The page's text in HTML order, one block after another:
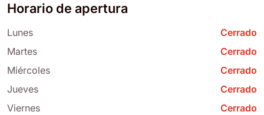
Horario de apertura
Lunes
Cerrado
Martes
Cerrado
Miércoles
Cerrado
Jueves
Cerrado
Viernes
Cerrado